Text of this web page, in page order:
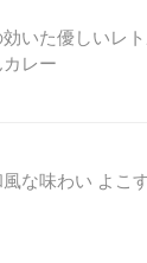
いた優しいレ
レー
な味わい よこ